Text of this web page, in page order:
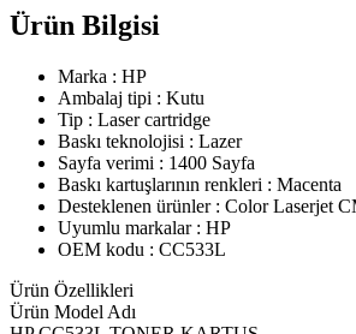
Ürün Bilgisi
Marka : HP
Ambalaj tipi : Kutu
Tip : Laser cartridge
Baskı teknolojisi : Lazer
Sayfa verimi : 1400 Sayfa
Baskı kartuşlarının renkleri : Macenta
Desteklenen ürünler : Color Laserjet
Uyumlu markalar : HP
OEM kodu : CC533L
Ürün Özellikleri
Ürün Model Adı